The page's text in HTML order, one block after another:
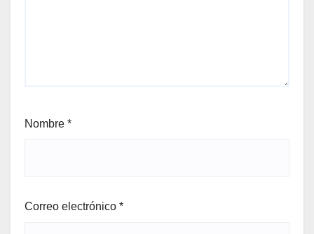
Nombre *
Correo electrónico *